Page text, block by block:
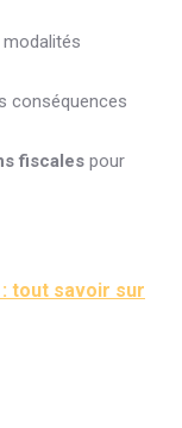
conséquences
fiscales pour
tout savoir sur